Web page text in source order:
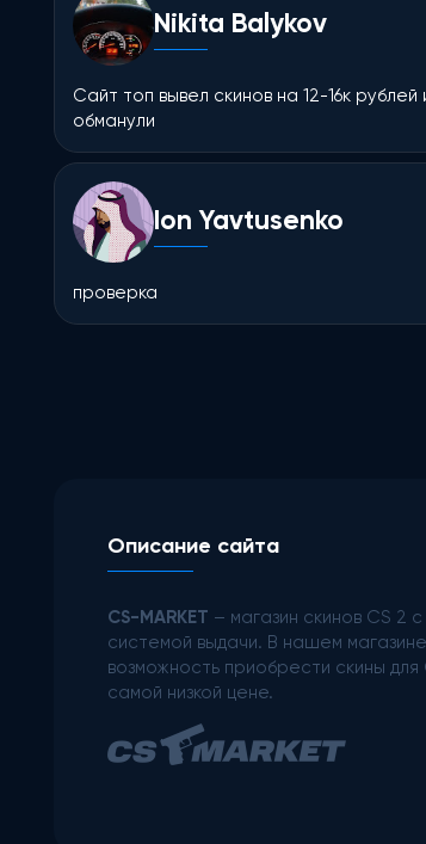
Nikita Balykov
Сайт топ вывел скинов на 12-16к рублей
обманули
Ion Yavtusenko
проверка
Описание сайта
CS-MARKET – магазин скинов CS 2 с
системой выдачи. В нашем
возможность приобрести скины
самой низкой цене.